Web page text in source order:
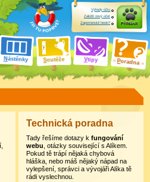
Nástěnky Soutěže Vtipy Poradna
Výhody účtu
Založit nový účet
Zapomenuté heslo?
Přihlásit
Technická poradna
Tady řešíme dotazy kfungování
webu , otázky související s Alíkem.
Pokud tě trápí nějaká chybová
hláška, nebo máš nějaký nápad na
vylepšení, správci a vývojáři Alíka tě
rádi vyslechnou.